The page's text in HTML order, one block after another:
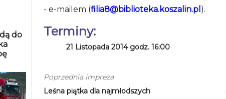
do
- e-mailem (filia8@biblioteka.koszalin.pl ).
Terminy:
21 Listopada 2014 godz. 16:00
Poprzednia impreza
Leśna piątka dla najmłodszych